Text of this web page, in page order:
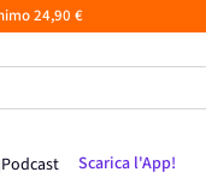
24,90 €
Podcast Scarica l'App!